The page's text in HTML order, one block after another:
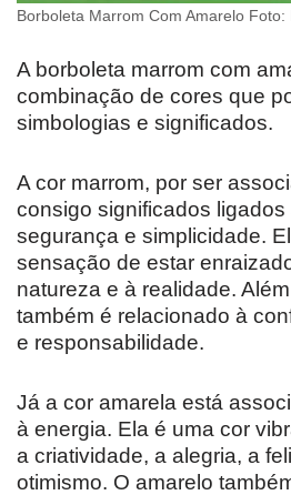
Borboleta Marrom Com Amarelo Foto:
A borboleta marrom com
combinação de cores que
simbologias e significados.
A cor marrom, por ser
consigo significados ligados
segurança e simplicidade.
sensação de estar
natureza e à realidade.
também é relacionado à
e responsabilidade.
Já a cor amarela está
à energia. Ela é uma cor
a criatividade, a alegria, a
otimismo. O amarelo